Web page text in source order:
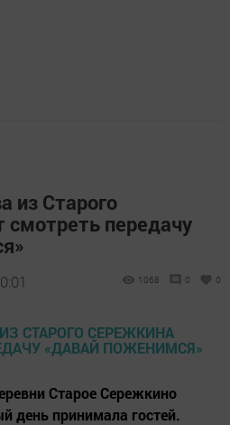
из Старого
передачу
1068 0 0
Старое Сережкино
день принимала гостей.